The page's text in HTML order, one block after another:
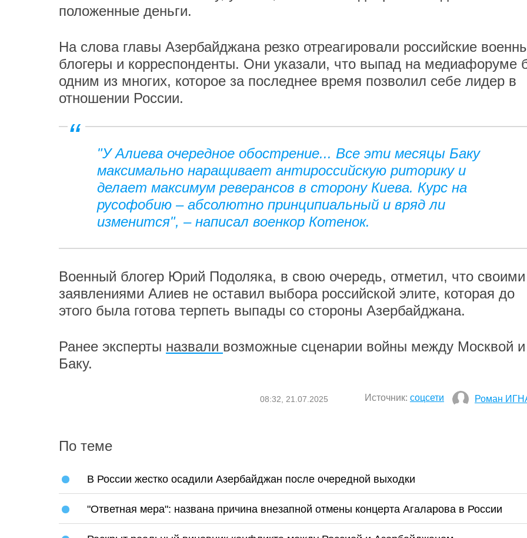
положенные деньги.
На слова главы Азербайджана резко отреагировали российские
блогеры и корреспонденты. Они указали, что выпад на медиафоруме
одним из многих, которое за последнее время позволил себе лидер в
отношении России.
"У Алиева очередное обострение... Все эти месяцы Баку
максимально наращивает антироссийскую риторику и
делает максимум реверансов в сторону Киева. Курс на
русофобию – абсолютно принципиальный и вряд ли
изменится", – написал военкор Котенок.
Военный блогер Юрий Подоляка, в свою очередь, отметил, что своими
заявлениями Алиев не оставил выбора российской элите, которая до
этого была готова терпеть выпады со стороны Азербайджана.
Ранее эксперты назвали возможные сценарии войны между Москвой и
Баку.
08:32, 21.07.2025 Источник: соцсети Роман
По теме
В России жестко осадили Азербайджан после очередной выходки
"Ответная мера": названа причина внезапной отмены концерта Агаларова в России